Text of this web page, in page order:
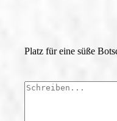
Platz für eine süße